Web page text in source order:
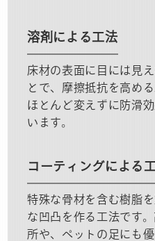
溶剤による工法
床材の表面に目には見
とで、摩擦抵抗を高め
ほとんど変えずに防滑
います。
コーティングによる
特殊な骨材を含む樹脂
な凹凸を作る工法です
所や、ペットの足にも